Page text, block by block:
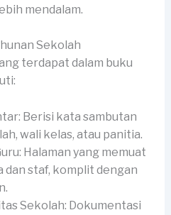
mendalam.
Sekolah
terdapat dalam buku
Berisi kata sambutan
wali kelas, atau panitia.
Halaman yang memuat
dan staf, komplit dengan
Sekolah: Dokumentasi